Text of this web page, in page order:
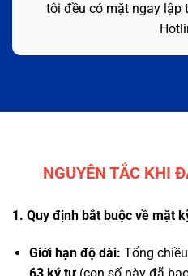
tôi đều có mặt ngay lập
NGUYÊN TẮC KHI
1. Quy định bắt buộc về mặt
Giới hạn độ dài: Tổng